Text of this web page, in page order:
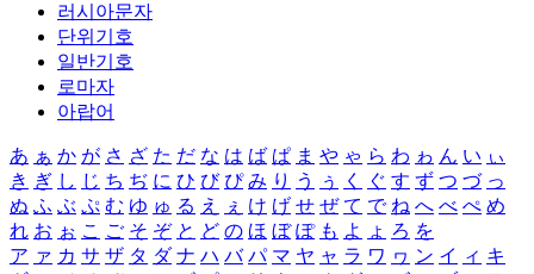
러시아문자
단위기호
일반기호
로마자
아랍어
あ ぁ か が さ ざ た だ な は ば ぱ ま や ゃ ら わ ゎ ん い ぃ
き ぎ し じ ち ぢ に ひ び ぴ み り う ぅ く ぐ す ず つ づ っ
ぬ ふ ぶ ぷ む ゆ ゅ る え ぇ け げ せ ぜ て で ね へ べ ぺ め
れ お ぉ こ ご そ ぞ と ど の ほ ぼ ぽ も よ ょ ろ を
ア ァ カ サ ザ タ ダ ナ ハ バ パ マ ヤ ャ ラ ワ ヮ ン イ ィ キ